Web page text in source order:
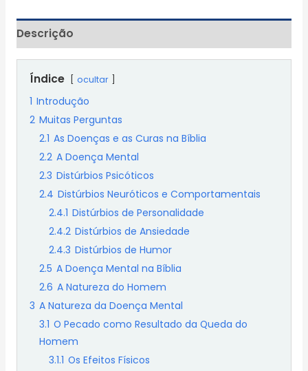
Descrição
Índice ocultar
1 Introdução
2 Muitas Perguntas
2.1 As Doenças e as Curas na Bíblia
2.2 A Doença Mental
2.3 Distúrbios Psicóticos
2.4 Distúrbios Neuróticos e Comportamentais
2.4.1 Distúrbios de Personalidade
2.4.2 Distúrbios de Ansiedade
2.4.3 Distúrbios de Humor
2.5 A Doença Mental na Bíblia
2.6 A Natureza do Homem
3 A Natureza da Doença Mental
3.1 O Pecado como Resultado da Queda do
Homem
3.1.1 Os Efeitos Físicos